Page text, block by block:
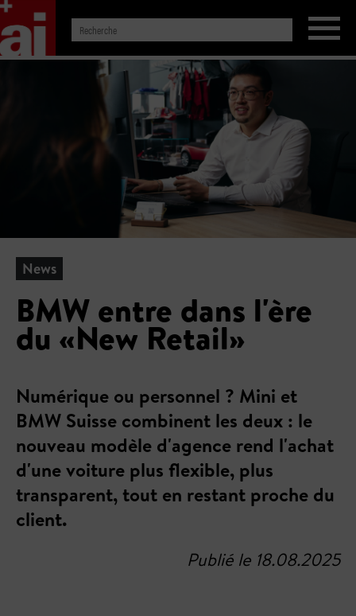
News
BMW entre dans l'ère
du «New Retail»
Numérique ou personnel ? Mini et
BMW Suisse combinent les deux : le
nouveau modèle d'agence rend l'achat
d'une voiture plus flexible, plus
transparent, tout en restant proche du
client.
Publié le 18.08.2025